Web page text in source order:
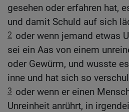
gesehen oder erfahren hat,
und damit Schuld auf sich
2 oder wenn jemand etwas
sei ein Aas von einem
oder Gewürm, und wusste
inne und hat sich so
3 oder wenn er einen
Unreinheit anrührt, in